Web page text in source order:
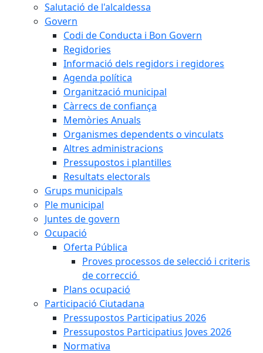
Salutació de l'alcaldessa
Govern
Codi de Conducta i Bon Govern
Regidories
Informació dels regidors i regidores
Agenda política
Organització municipal
Càrrecs de confiança
Memòries Anuals
Organismes dependents o vinculats
Altres administracions
Pressupostos i plantilles
Resultats electorals
Grups municipals
Ple municipal
Juntes de govern
Ocupació
Oferta Pública
Proves processos de selecció i criteris
de correcció
Plans ocupació
Participació Ciutadana
Pressupostos Participatius 2026
Pressupostos Participatius Joves 2026
Normativa